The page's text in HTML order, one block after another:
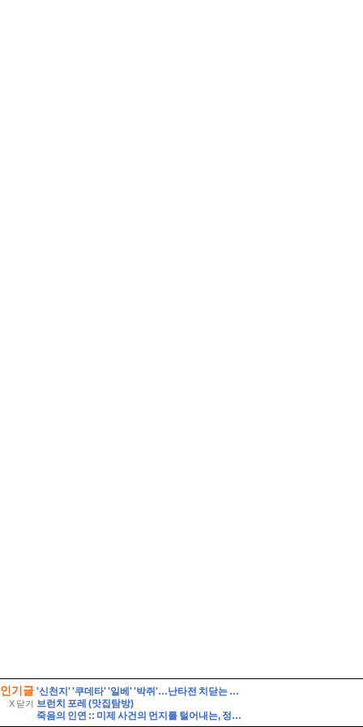
인기글
X 닫기
'신천지' '쿠데타' '일베' '박쥐'…난타전 치닫는 민주당 전당대회
브런치 포레 (맛집탐방)
죽음의 인연 :: 미제 사건의 먼지를 털어내는, 정교하게 짜인 논리 게임